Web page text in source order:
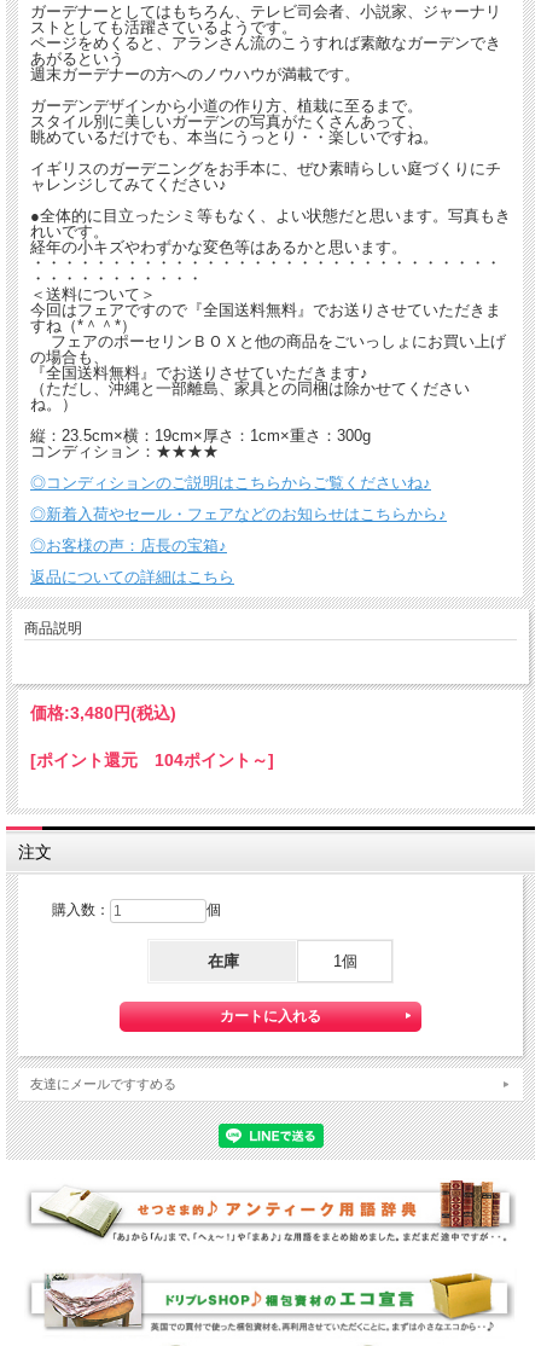
ガーデナーとしてはもちろん、テレビ司会者、小説家、ジャーナリ
ストとしても活躍さているようです。
ページをめくると、アランさん流のこうすれば素敵なガーデンでき
あがるという
週末ガーデナーの方へのノウハウが満載です。
ガーデンデザインから小道の作り方、植栽に至るまで。
スタイル別に美しいガーデンの写真がたくさんあって、
眺めているだけでも、本当にうっとり・・楽しいですね。
イギリスのガーデニングをお手本に、ぜひ素晴らしい庭づくりにチ
ャレンジしてみてください♪
●全体的に目立ったシミ等もなく、よい状態だと思います。写真もき
れいです。
経年の小キズやわずかな変色等はあるかと思います。
・・・・・・・・・・・・・・・・・・・・・・・・・・・・・・
・・・・・・・・・・・
＜送料について＞
今回はフェアですので『全国送料無料』でお送りさせていただきま
すね（*＾＾*）
フェアのポーセリンＢＯＸと他の商品をごいっしょにお買い上げ
の場合も、
『全国送料無料』でお送りさせていただきます♪
（ただし、沖縄と一部離島、家具との同梱は除かせてください
ね。）
縦：23.5cm×横：19cm×厚さ：1cm×重さ：300g
コンディション：★★★★
◎コンディションのご説明はこちらからご覧くださいね♪
◎新着入荷やセール・フェアなどのお知らせはこちらから♪
◎お客様の声：店長の宝箱♪
返品についての詳細はこちら
商品説明
価格:3,480円(税込)
[ポイント還元 104ポイント～]
注文
購入数： 個
在庫 1個
友達にメールですすめる